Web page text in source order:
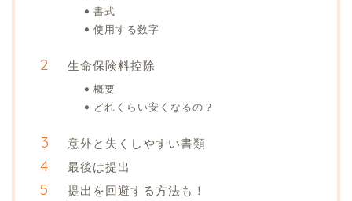
書式
使用する数字
生命保険料控除
概要
どれくらい安くなるの？
意外と失くしやすい書類
最後は提出
提出を回避する方法も！